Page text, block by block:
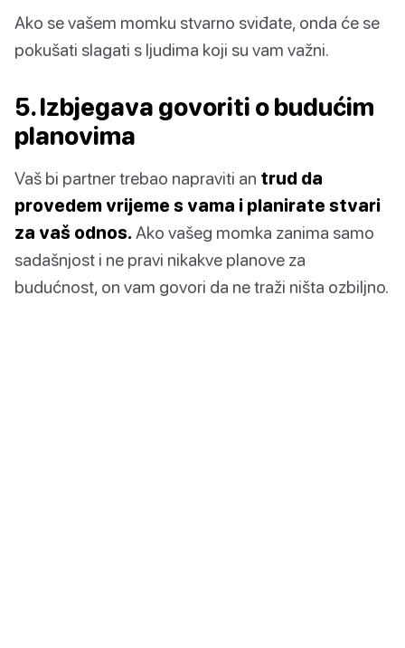
Ako se vašem momku stvarno sviđate, onda će se
pokušati slagati s ljudima koji su vam važni.
5. Izbjegava govoriti o budućim
planovima
Vaš bi partner trebao napraviti an trud da
provedem vrijeme s vama i planirate stvari
za vaš odnos. Ako vašeg momka zanima samo
sadašnjost i ne pravi nikakve planove za
budućnost, on vam govori da ne traži ništa ozbiljno.